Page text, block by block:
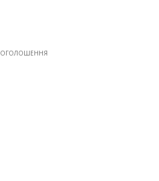
ОГОЛОШЕННЯ